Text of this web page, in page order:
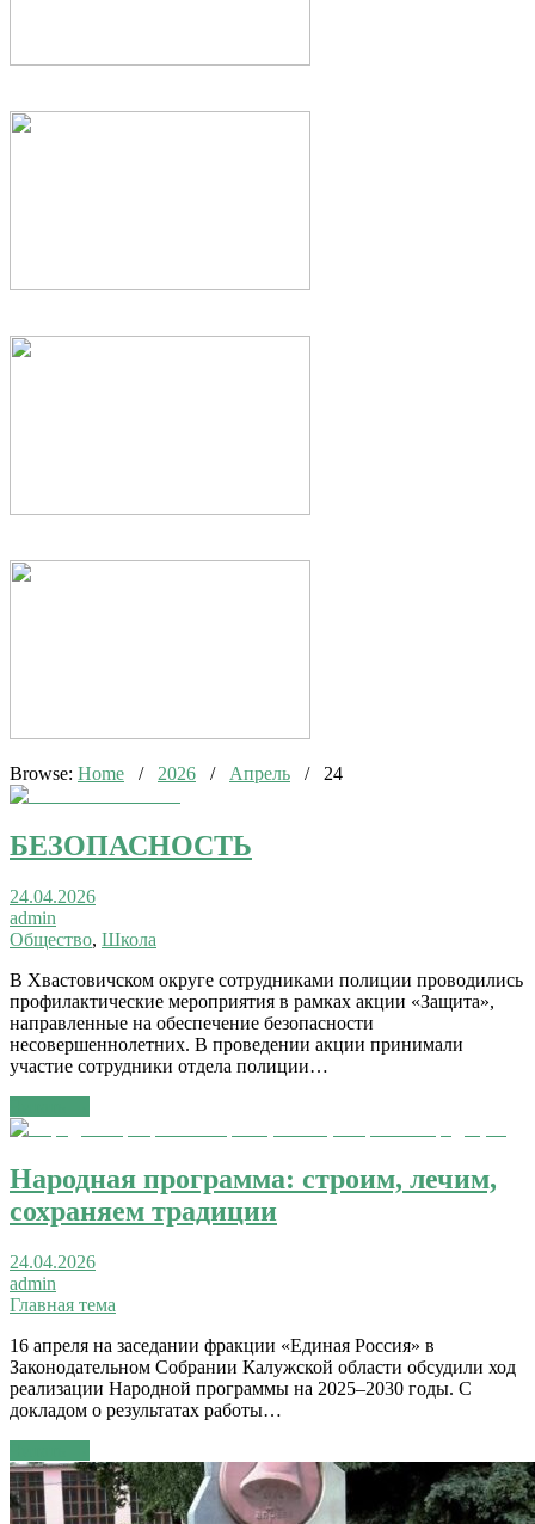
Browse: Home / 2026 / Апрель / 24
БЕЗОПАСНОСТЬ
24.04.2026
admin
Общество, Школа
В Хвастовичском округе сотрудниками полиции проводились
профилактические мероприятия в рамках акции «Защита»,
направленные на обеспечение безопасности
несовершеннолетних. В проведении акции принимали
участие сотрудники отдела полиции…
Народная программа: строим, лечим,
сохраняем традиции
24.04.2026
admin
Главная тема
16 апреля на заседании фракции «Единая Россия» в
Законодательном Собрании Калужской области обсудили ход
реализации Народной программы на 2025–2030 годы. С
докладом о результатах работы…